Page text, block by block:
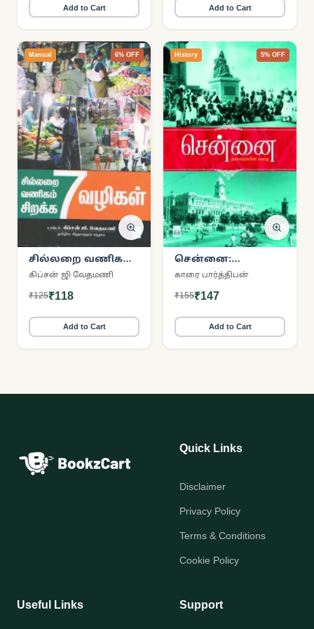
Add to Cart Add to Cart
Manual 6% OFF
சில்லறை வணிகம்
சிறக்க 7 வழிகள்
கிப்சன் ஜி வேதமணி
₹125₹118
Add to Cart
History 5% OFF
சென்னை:
தலைநகரின் கதை
காரை பார்த்திபன்
₹155₹147
Add to Cart
Quick Links
Disclaimer
Privacy Policy
Terms & Conditions
Cookie Policy
Useful Links Support